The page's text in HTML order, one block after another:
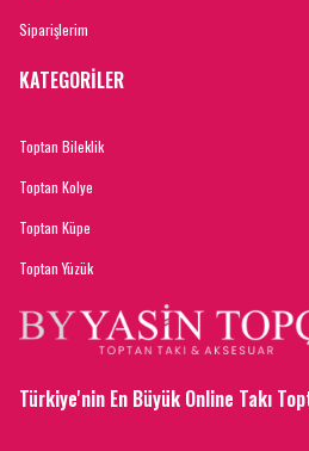
Siparişlerim
KATEGORİLER
Toptan Bileklik
Toptan Kolye
Toptan Küpe
Toptan Yüzük
Türkiye'nin En Büyük Online Takı